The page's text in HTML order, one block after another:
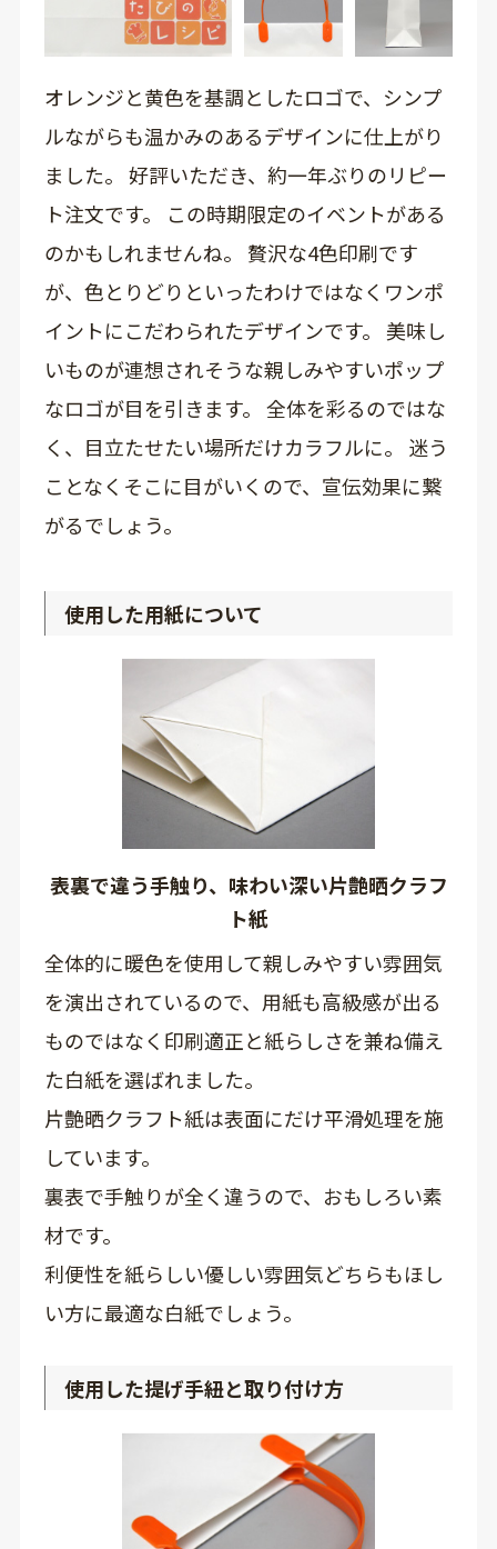
オレンジと黄色を基調としたロゴで、シンプ
ルながらも温かみのあるデザインに仕上がり
ました。 好評いただき、約一年ぶりのリピー
ト注文です。 この時期限定のイベントがある
のかもしれませんね。 贅沢な4色印刷です
が、色とりどりといったわけではなくワンポ
イントにこだわられたデザインです。 美味し
いものが連想されそうな親しみやすいポップ
なロゴが目を引きます。 全体を彩るのではな
く、目立たせたい場所だけカラフルに。 迷う
ことなくそこに目がいくので、宣伝効果に繋
がるでしょう。
使用した用紙について
表裏で違う手触り、味わい深い片艶晒クラフ
ト紙
全体的に暖色を使用して親しみやすい雰囲気
を演出されているので、用紙も高級感が出る
ものではなく印刷適正と紙らしさを兼ね備え
た白紙を選ばれました。
片艶晒クラフト紙は表面にだけ平滑処理を施
しています。
裏表で手触りが全く違うので、おもしろい素
材です。
利便性を紙らしい優しい雰囲気どちらもほし
い方に最適な白紙でしょう。
使用した提げ手紐と取り付け方